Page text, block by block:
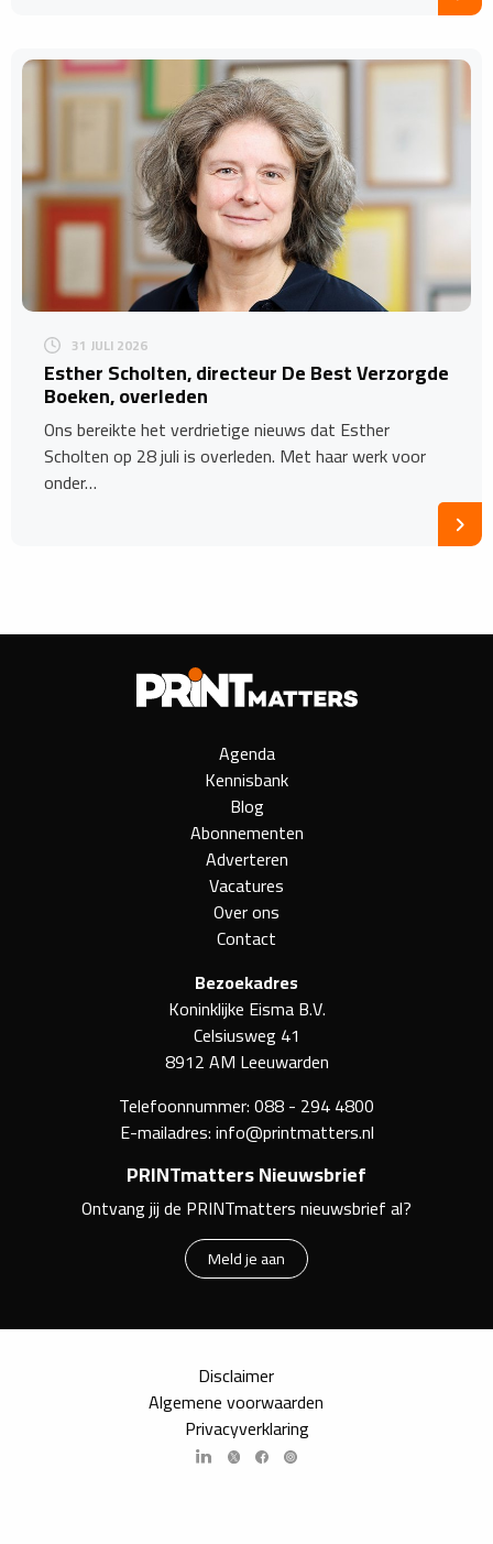
31 JULI 2026
Esther Scholten, directeur De Best Verzorgde
Boeken, overleden
Ons bereikte het verdrietige nieuws dat Esther
Scholten op 28 juli is overleden. Met haar werk voor
onder…
Agenda
Kennisbank
Blog
Abonnementen
Adverteren
Vacatures
Over ons
Contact
Bezoekadres
Koninklijke Eisma B.V.
Celsiusweg 41
8912 AM Leeuwarden
Telefoonnummer:088 - 294 4800
E-mailadres:info@printmatters.nl
PRINTmatters Nieuwsbrief
Ontvang jij de PRINTmatters nieuwsbrief al?
Meld je aan
Disclaimer
Algemene voorwaarden
Privacyverklaring